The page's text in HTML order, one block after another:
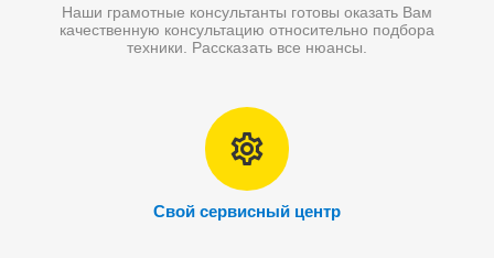
Наши грамотные консультанты готовы оказать Вам
качественную консультацию относительно подбора
техники. Рассказать все нюансы.
Свой сервисный центр